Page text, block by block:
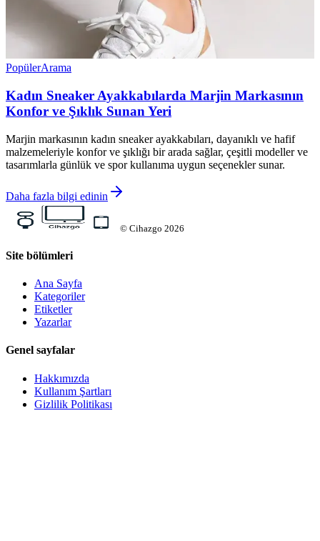
PopülerArama
Kadın Sneaker Ayakkabılarda Marjin Markasının
Konfor ve Şıklık Sunan Yeri
Marjin markasının kadın sneaker ayakkabıları, dayanıklı ve hafif
malzemeleriyle konfor ve şıklığı bir arada sağlar, çeşitli modeller ve
tasarımlarla günlük ve spor kullanıma uygun seçenekler sunar.
Daha fazla bilgi edinin
© Cihazgo 2026
Site bölümleri
Ana Sayfa
Kategoriler
Etiketler
Yazarlar
Genel sayfalar
Hakkımızda
Kullanım Şartları
Gizlilik Politikası